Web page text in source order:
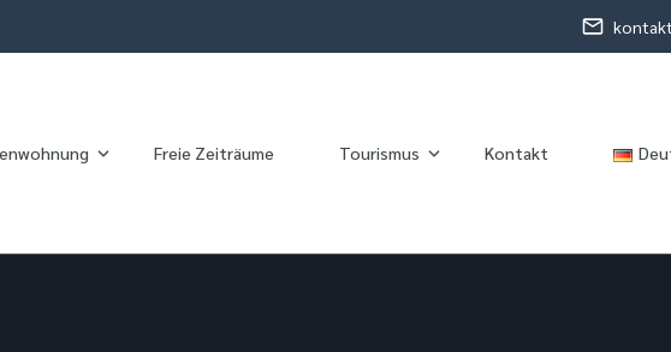
Freie Zeiträume Tourismus Kontakt